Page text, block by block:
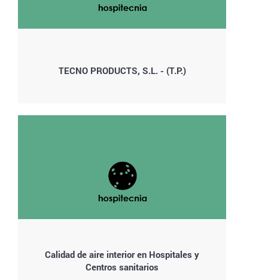
TECNO PRODUCTS, S.L. - (T.P.)
Calidad de aire interior en Hospitales y
Centros sanitarios